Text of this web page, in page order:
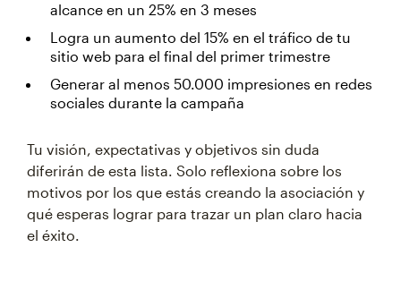
alcance en un 25% en 3 meses
Logra un aumento del 15% en el tráfico de tu
sitio web para el final del primer trimestre
Generar al menos 50.000 impresiones en redes
sociales durante la campaña
Tu visión, expectativas y objetivos sin duda
diferirán de esta lista. Solo reflexiona sobre los
motivos por los que estás creando la asociación y
qué esperas lograr para trazar un plan claro hacia
el éxito.